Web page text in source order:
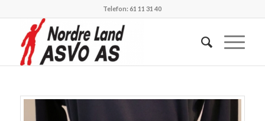
Telefon: 61 11 31 40